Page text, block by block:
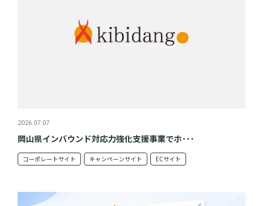
2026.07.07
岡山県インバウンド対応力強化支援事業でホ･･･
コーポレートサイト キャンペーンサイト ECサイト